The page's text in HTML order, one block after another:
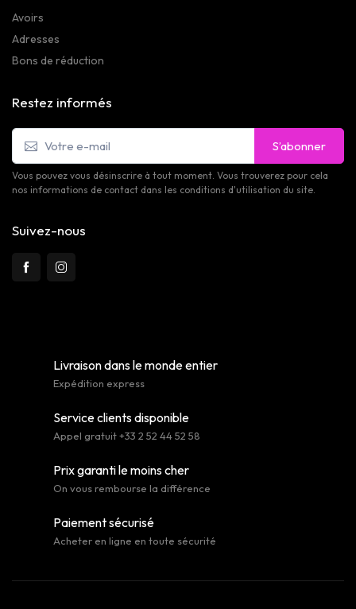
Avoirs
Adresses
Bons de réduction
Restez informés
S’abonner
Vous pouvez vous désinscrire à tout moment. Vous trouverez pour cela
nos informations de contact dans les conditions d'utilisation du site.
Suivez-nous
Livraison dans le monde entier
Expédition express
Service clients disponible
Appel gratuit +33 2 52 44 52 58
Prix garanti le moins cher
On vous rembourse la différence
Paiement sécurisé
Acheter en ligne en toute sécurité